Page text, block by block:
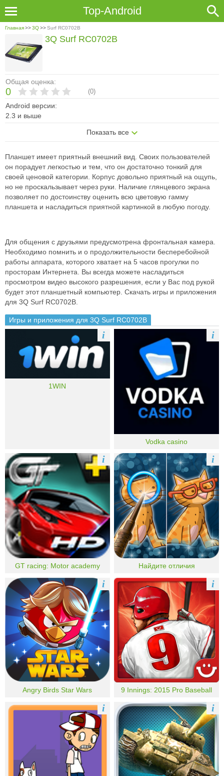
Top-Android
Главная>>3Q>>Surf RC0702B
Общая оценка:
0 (0)
Android версии:
2.3 и выше
Показать все
3Q Surf RC0702B
Планшет имеет приятный внешний вид. Своих пользователей
он порадует легкостью и тем, что он достаточно тонкий для
своей ценовой категории. Корпус довольно приятный на ощупь,
но не проскальзывает через руки. Наличие глянцевого экрана
позволяет по достоинству оценить всю цветовую гамму
планшета и насладиться приятной картинкой в любую погоду.
Для общения с друзьями предусмотрена фронтальная камера.
Необходимо помнить и о продолжительности бесперебойной
работы аппарата, которого хватает на 5 часов прогулки по
просторам Интернета. Вы всегда можете насладиться
просмотром видео высокого разрешения, если у Вас под рукой
будет этот планшетный компьютер. Скачать игры и приложения
для 3Q Surf RC0702B.
Игры и приложения для 3Q Surf RC0702B
1WIN
i
Vodka casino
i
GT racing: Motor academy
i
Найдите отличия
i
Angry Birds Star Wars
i
9 Innings: 2015 Pro Baseball
i
i i